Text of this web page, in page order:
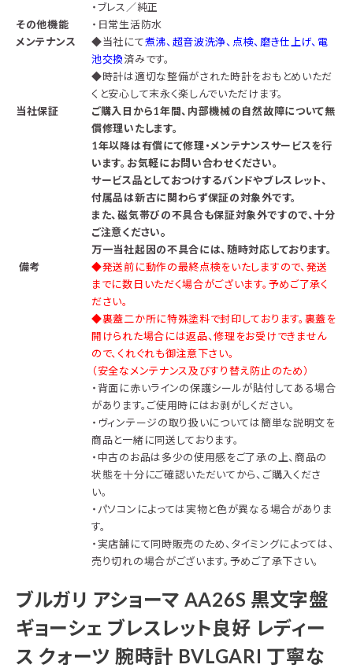
・ブレス／純正
その他機能
・日常生活防水
メンテナンス
◆当社にて煮沸、超音波洗浄、点検、磨き仕上げ、電
池交換済みです。
◆時計は適切な整備がされた時計をおもとめいただ
くと安心して末永く楽しんでいただけます。
当社保証
ご購入日から1年間、内部機械の自然故障について無
償修理いたします。
1年以降は有償にて修理・メンテナンスサービスを行
います。お気軽にお問い合わせください。
サービス品としておつけするバンドやブレスレット、
付属品は新古に関わらず保証の対象外です。
また、磁気帯びの不具合も保証対象外ですので、十分
ご注意ください。
万一当社起因の不具合には、随時対応しております。
備考
◆発送前に動作の最終点検をいたしますので、発送
までに数日いただく場合がございます。予めご了承く
ださい。
◆裏蓋二か所に特殊塗料で封印しております。裏蓋を
開けられた場合には返品、修理をお受けできません
ので、くれぐれも御注意下さい。
（安全なメンテナンス及びすり替え防止のため）
・背面に赤いラインの保護シールが貼付してある場合
があります。ご使用時にはお剥がしください。
・ヴィンテージの取り扱いについては簡単な説明文を
商品と一緒に同送しております。
・中古のお品は多少の使用感をご了承の上、商品の
状態を十分にご確認いただいてから、ご購入くださ
い。
・パソコンによっては実物と色が異なる場合がありま
す。
・実店舗にて同時販売のため、タイミングによっては、
売り切れの場合がございます。予めご了承下さい。
ブルガリ アショーマ AA26S 黒文字盤
ギョーシェ ブレスレット良好 レディー
ス クォーツ 腕時計 BVLGARI 丁寧な